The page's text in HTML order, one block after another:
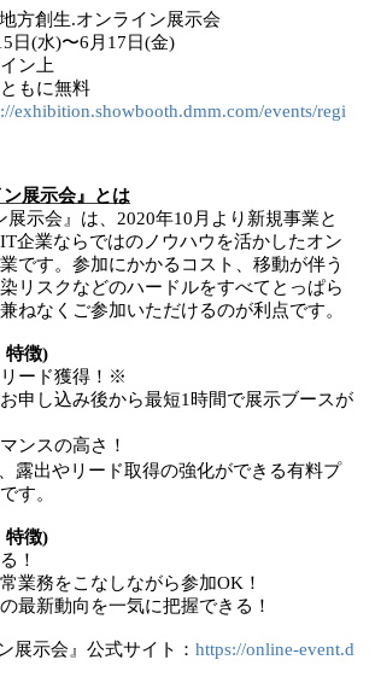
方創生.オンライン展示会
日(水)〜6月17日(金)
ン上
もに無料
exhibition.showbooth.dmm.com/events/regi
展示会』とは
展示会』は、2020年10月より新規事業と
企業ならではのノウハウを活かしたオン
です。参加にかかるコスト、移動が伴う
リスクなどのハードルをすべてとっぱら
ねなくご参加いただけるのが利点です。
特徴)
リード獲得！※
申し込み後から最短1時間で展示ブースが
ンスの高さ！
露出やリード取得の強化ができる有料プ
す。
特徴)
！
業務をこなしながら参加OK！
最新動向を一気に把握できる！
展示会』公式サイト： https://online-event.d